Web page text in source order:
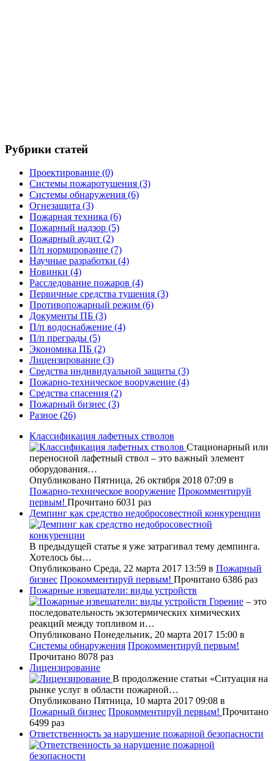
Рубрики статей
Проектирование (0)
Системы пожаротушения (3)
Системы обнаружения (6)
Огнезащита (3)
Пожарная техника (6)
Пожарный надзор (5)
Пожарный аудит (2)
П/п нормирование (7)
Научные разработки (4)
Новинки (4)
Расследование пожаров (4)
Первичные средства тушения (3)
Противопожарный режим (6)
Документы ПБ (3)
П/п водоснабжение (4)
П/п преграды (5)
Экономика ПБ (2)
Лицензирование (3)
Средства индивидуальной защиты (3)
Пожарно-техническое вооружение (4)
Средства спасения (2)
Пожарный бизнес (3)
Разное (26)
Классификация лафетных стволов
Стационарный или
переносной лафетный ствол – это важный элемент
оборудования…
Опубликовано Пятница, 26 октября 2018 07:09 в
Пожарно-техническое вооружение Прокомментируй
первым! Прочитано 6031 раз
Демпинг как средство недобросовестной конкуренции
В предыдущей статье я уже затрагивал тему демпинга.
Хотелось бы…
Опубликовано Среда, 22 марта 2017 13:59 в Пожарный
бизнес Прокомментируй первым! Прочитано 6386 раз
Пожарные извещатели: виды устройств
Горение – это
последовательность экзотермических химических
реакций между топливом и…
Опубликовано Понедельник, 20 марта 2017 15:00 в
Системы обнаружения Прокомментируй первым!
Прочитано 8078 раз
Лицензирование
В продолжение статьи «Ситуация на
рынке услуг в области пожарной…
Опубликовано Пятница, 10 марта 2017 09:08 в
Пожарный бизнес Прокомментируй первым! Прочитано
6499 раз
Ответственность за нарушение пожарной безопасности